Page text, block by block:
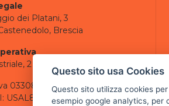
dei Platani, 3
Brescia
2 - 25082 Botticino, BS
03308130982
USAL8PV
Questo sito usa Cookies
Questo sito utilizza cookies
esempio google analytics, per